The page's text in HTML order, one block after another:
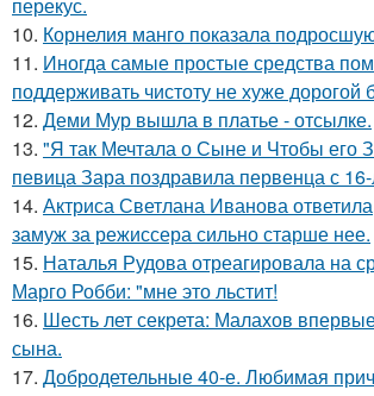
10. Корнелия манго показала
11. Иногда самые простые средства
поддерживать чистоту не хуже дорогой
12. Деми Мур вышла в платье - отсылке.
13. "Я так Мечтала о Сыне и Чтобы его
певица Зара поздравила первенца с
14. Актриса Светлана Иванова
замуж за режиссера сильно старше нее.
15. Наталья Рудова отреагировала на
Марго Робби: "мне это льстит!
16. Шесть лет секрета: Малахов
сына.
17. Добродетельные 40-е. Любимая